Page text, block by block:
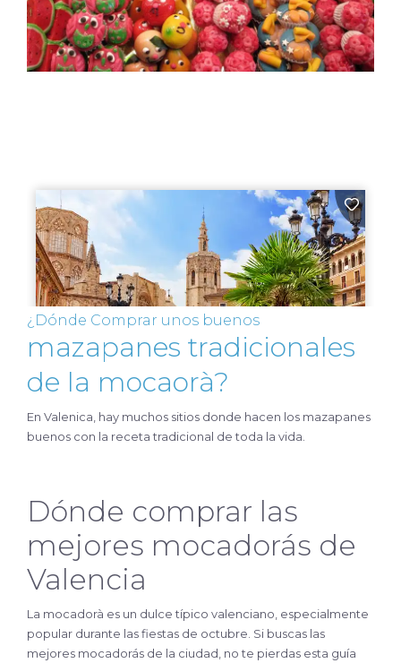
¿Dónde Comprar unos buenos
mazapanes tradicionales
de la mocaorà?
En Valenica, hay muchos sitios donde hacen los mazapanes
buenos con la receta tradicional de toda la vida.
Dónde comprar las
mejores mocadorás de
Valencia
La mocadorà es un dulce típico valenciano, especialmente
popular durante las fiestas de octubre. Si buscas las
mejores mocadorás de la ciudad, no te pierdas esta guía